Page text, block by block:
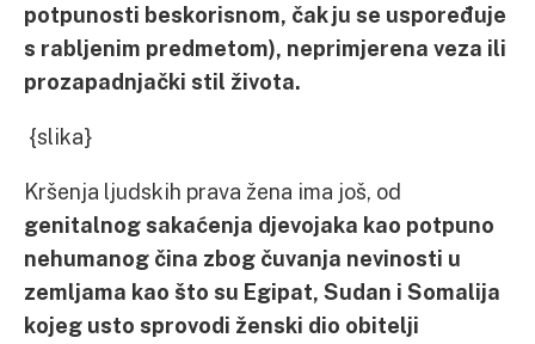
potpunosti beskorisnom, čak ju se uspoređuje
s rabljenim predmetom), neprimjerena veza ili
prozapadnjački stil života.
{slika}
Kršenja ljudskih prava žena ima još, od
genitalnog sakaćenja djevojaka kao potpuno
nehumanog čina zbog čuvanja nevinosti u
zemljama kao što su Egipat, Sudan i Somalija
kojeg usto sprovodi ženski dio obitelji